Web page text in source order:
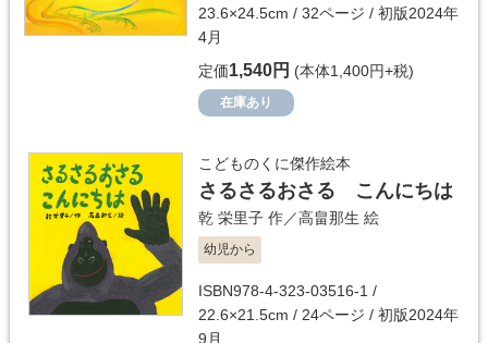
23.6×24.5cm / 32ページ / 初版2024年
4月
定価1,540円 (本体1,400円+税)
在庫あり
こどものくに傑作絵本
さるさるおさる こんにちは
乾 栄里子 作／高畠那生 絵
幼児から
ISBN978-4-323-03516-1 /
22.6×21.5cm / 24ページ / 初版2024年
9月